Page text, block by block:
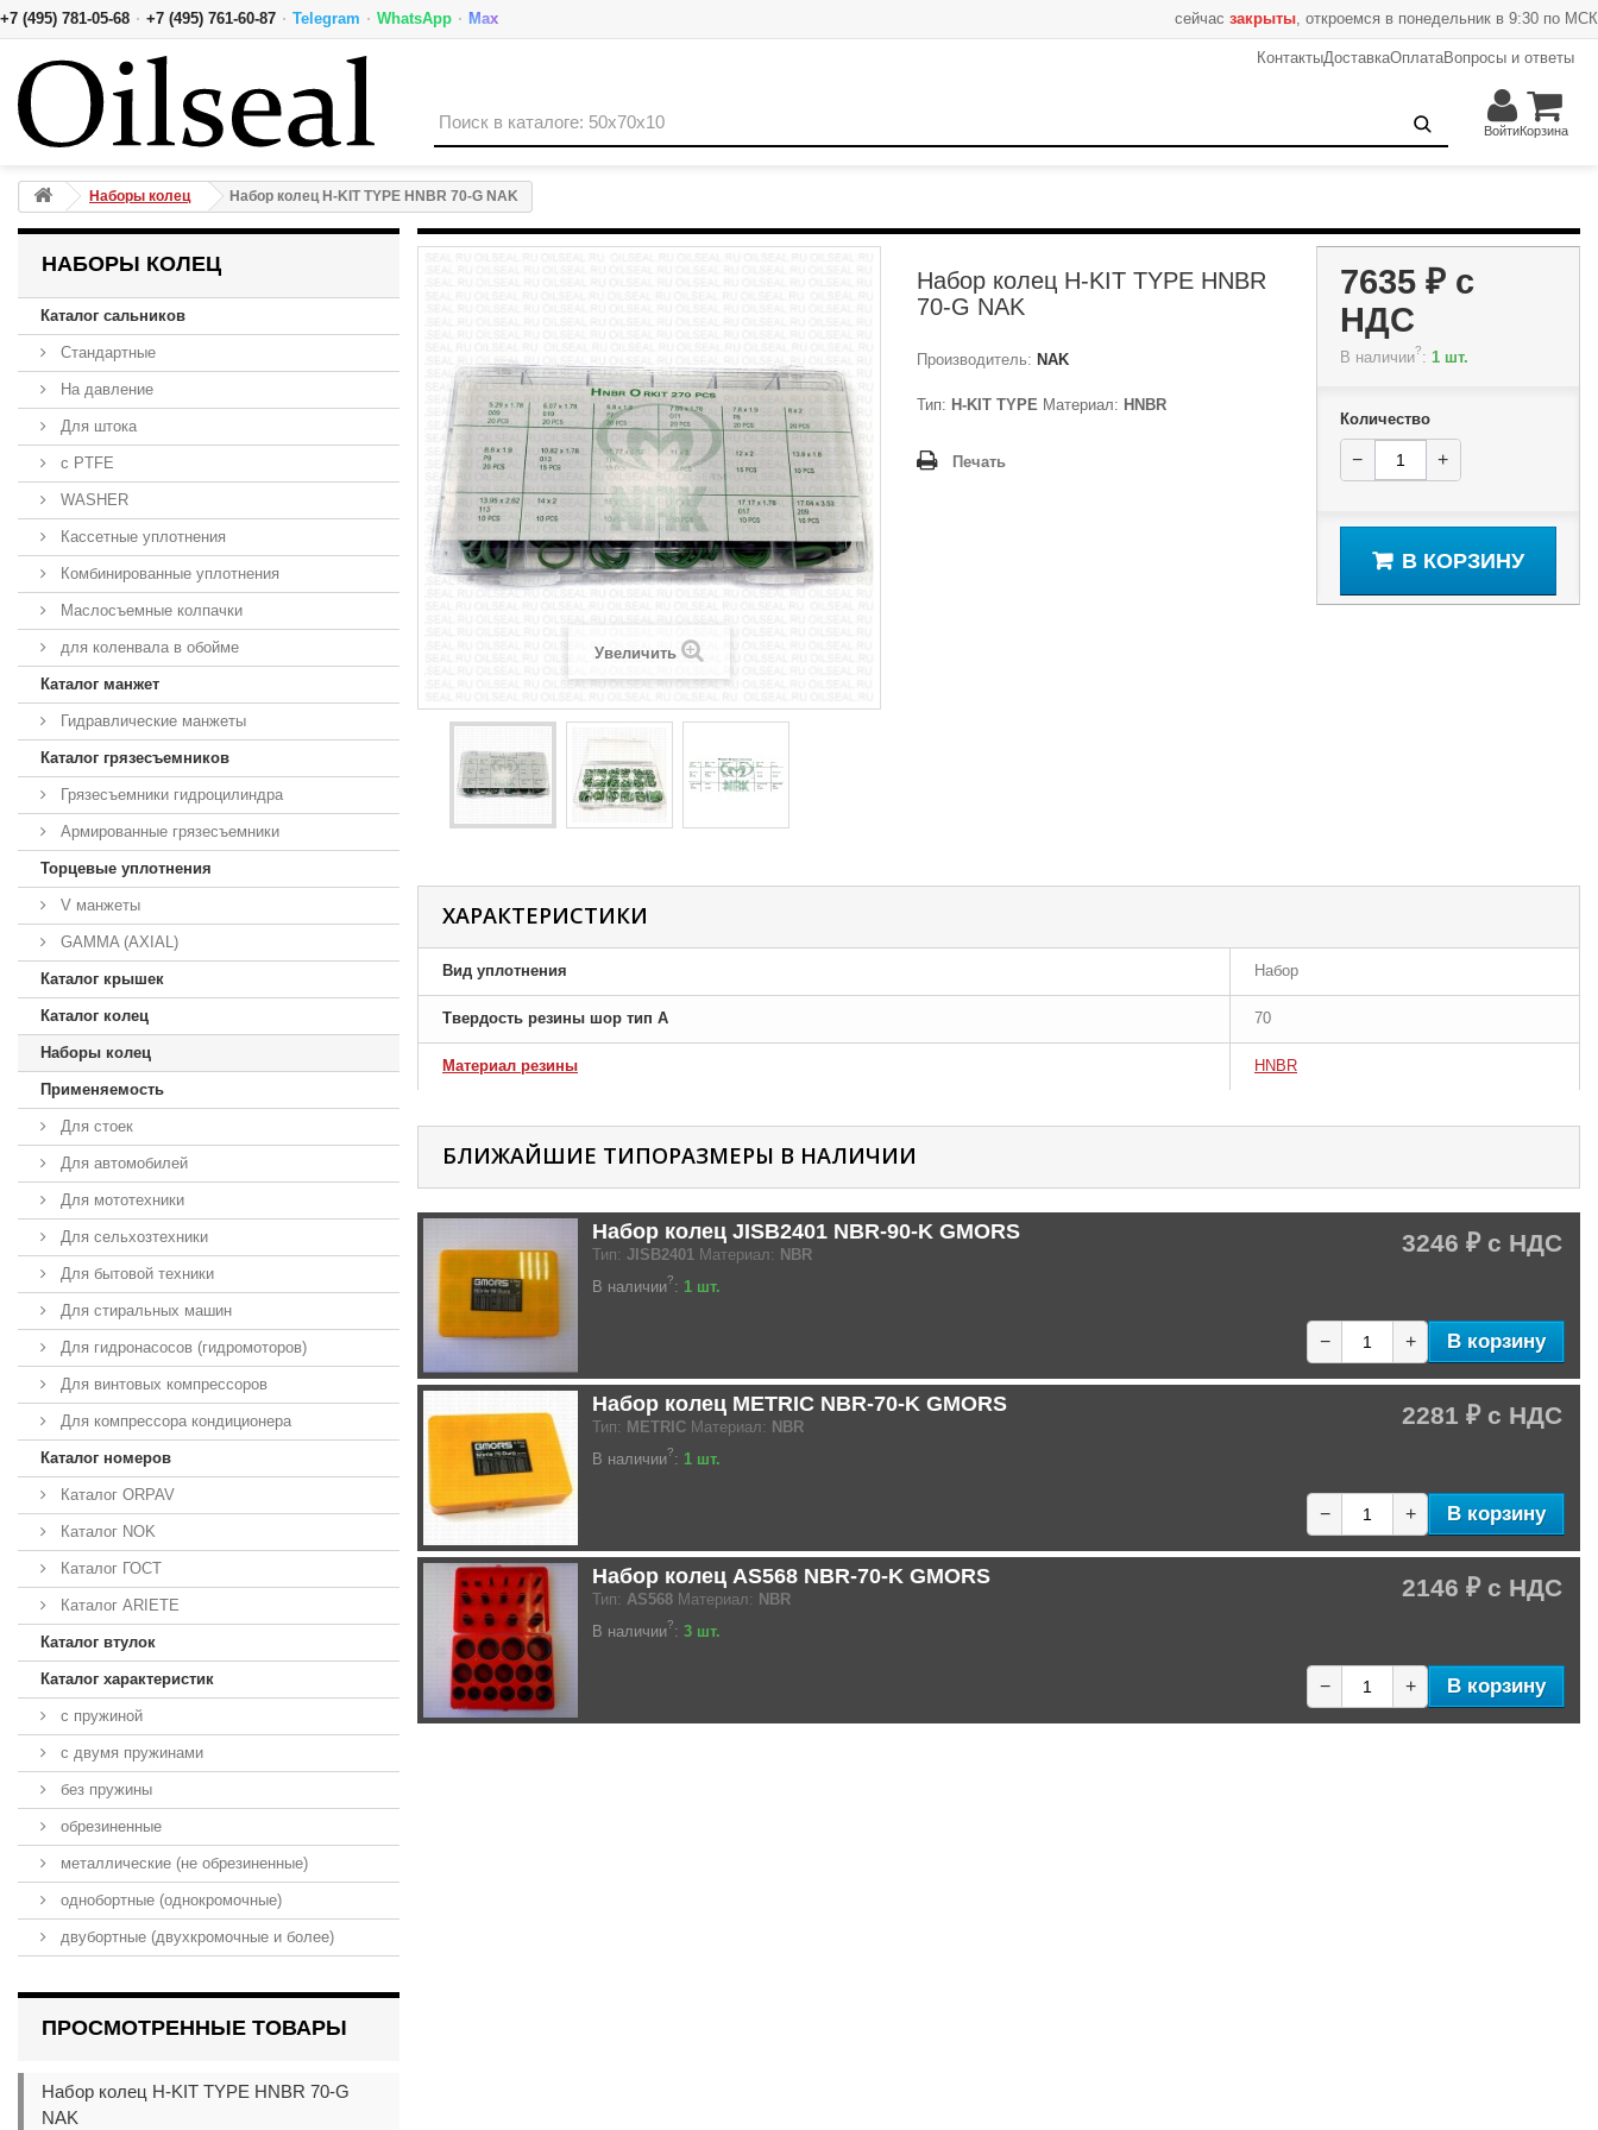
+7 (495) 781-05-68 · +7 (495) 761-60-87 · Telegram · WhatsApp · Max сейчас закрыты, откроемся в понедельник в 9:30 по МСК
КонтактыДоставкаОплатаВопросы и ответы
ВойтиКорзина
Наборы колец Набор колец H-KIT TYPE HNBR 70-G NAK
НАБОРЫ КОЛЕЦ
Каталог сальников
Стандартные
На давление
Для штока
с PTFE
WASHER
Кассетные уплотнения
Комбинированные уплотнения
Маслосъемные колпачки
для коленвала в обойме
Каталог манжет
Гидравлические манжеты
Каталог грязесъемников
Грязесъемники гидроцилиндра
Армированные грязесъемники
Торцевые уплотнения
V манжеты
GAMMA (AXIAL)
Каталог крышек
Каталог колец
Наборы колец
Применяемость
Для стоек
Для автомобилей
Для мототехники
Для сельхозтехники
Для бытовой техники
Для стиральных машин
Для гидронасосов (гидромоторов)
Для винтовых компрессоров
Для компрессора кондиционера
Каталог номеров
Каталог ORPAV
Каталог NOK
Каталог ГОСТ
Каталог ARIETE
Каталог втулок
Каталог характеристик
с пружиной
с двумя пружинами
без пружины
обрезиненные
металлические (не обрезиненные)
однобортные (однокромочные)
двубортные (двухкромочные и более)
ПРОСМОТРЕННЫЕ ТОВАРЫ
Набор колец H-KIT TYPE HNBR 70-G
NAK
Увеличить
Набор колец H-KIT TYPE HNBR
70-G NAK
Производитель: NAK
Тип: H-KIT TYPE Материал: HNBR
Печать
7635 ₽с
НДС
В наличии?: 1 шт.
Количество
− +
В КОРЗИНУ
Набор колец H-KIT TYPE HNBR 70-G NAK + В корзину
ХАРАКТЕРИСТИКИ
Вид уплотнения Набор
Твердость резины шор тип A 70
Материал резины HNBR
БЛИЖАЙШИЕ ТИПОРАЗМЕРЫ В НАЛИЧИИ
Набор колец JISB2401 NBR-90-K GMORS
Тип: JISB2401 Материал: NBR
В наличии?: 1 шт.
3246 ₽
− + В корзину
Набор колец METRIC NBR-70-K GMORS
Тип: METRIC Материал: NBR
В наличии?: 1 шт.
2281 ₽
− + В корзину
Набор колец AS568 NBR-70-K GMORS
Тип: AS568 Материал: NBR
В наличии?: 3 шт.
2146 ₽
− + В корзину